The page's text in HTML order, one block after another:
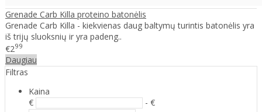
Grenade Carb Killa proteino batonėlis
Grenade Carb Killa - kiekvienas daug baltymų turintis batonėlis yra
iš trijų sluoksnių ir yra padeng..
€299
Daugiau
Filtras
Kaina
€
- €